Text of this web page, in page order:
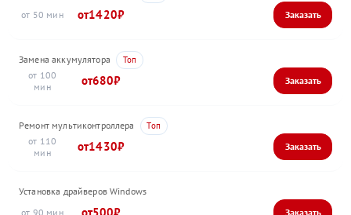
50
1420
Замена аккумулятора
100
680
Ремонт мультиконтроллера
110
1430
Установка драйверов Windows
90
500